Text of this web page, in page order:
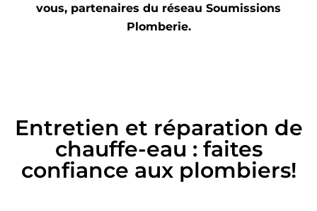
vous, partenaires du réseau Soumissions
Plomberie.
Entretien et réparation de
chauffe-eau : faites
confiance aux plombiers!